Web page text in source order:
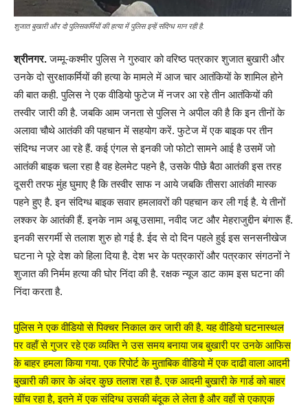
शुजात बुखारी और दो पुलिसकर्मियों की हत्या में पुलिस इन्हें संदिग्ध मान रही है.
श्रीनगर.जम्मू-कश्मीर पुलिस ने गुरुवार को वरिष्ठ पत्रकार शुजात बुखारी और
उनके दो सुरक्षाकर्मियों की हत्या के मामले में आज चार आतंकियों के शामिल होने
की बात कही. पुलिस ने एक वीडियो फुटेज में नजर आ रहे तीन आतंकियों की
तस्वीर जारी की है. जबकि आम जनता से पुलिस ने अपील की है कि इन तीनों के
अलावा चौथे आतंकी की पहचान में सहयोग करें. फुटेज में एक बाइक पर तीन
संदिग्ध नजर आ रहे हैं. कई एंगल से इनकी जो फोटो सामने आई है उसमें जो
आतंकी बाइक चला रहा है वह हेलमेट पहने है, उसके पीछे बैठा आतंकी इस तरह
दूसरी तरफ मुंह घुमाए है कि तस्वीर साफ न आये जबकि तीसरा आतंकी मास्क
पहने हुए है. इन संदिग्ध बाइक सवार हमलावरों की पहचान कर ली गई है. ये तीनों
लश्कर के आतंकी हैं. इनके नाम अबू उसामा, नवीद जट और मेहराजुद्दीन बंगारू हैं.
इनकी सरगर्मी से तलाश शुरु हो गई है. ईद से दो दिन पहले हुई इस सनसनीखेज
घटना ने पूरे देश को हिला दिया है. देश भर के पत्रकारों और पत्रकार संगठनों ने
शुजात की निर्मम हत्या की घोर निंदा की है. रक्षक न्यूज डाट काम इस घटना की
निंदा करता है.
पुलिस ने एक वीडियो से पिक्चर निकाल कर जारी की है. यह वीडियो घटनास्थल
पर वहाँ से गुजर रहे एक व्यक्ति ने उस समय बनाया जब बुखारी पर उनके आफिस
के बाहर हमला किया गया. एक रिपोर्ट के मुताबिक वीडियो में एक दाढी वाला आदमी
बुखारी की कार के अंदर कुछ तलाश रहा है. एक आदमी बुखारी के गार्ड को बाहर
खींच रहा है, इतने में एक संदिग्ध उसकी बंदूक ले लेता है और वहाँ से एकाएक